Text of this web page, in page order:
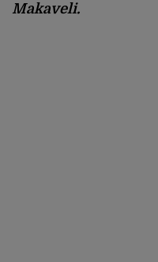
Makaveli.